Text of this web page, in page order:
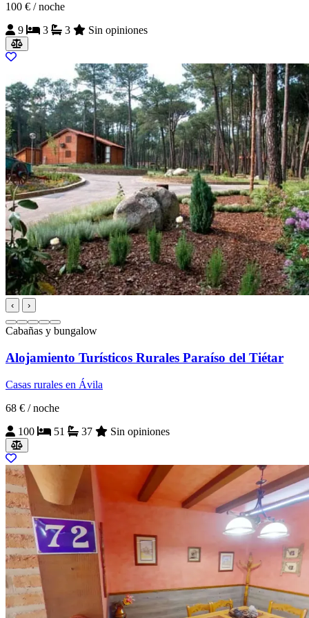
100 € / noche
9
3 3 Sin opiniones
‹ ›
Cabañas y bungalow
Alojamiento Turísticos Rurales Paraíso del Tiétar
Casas rurales en Ávila
68 € / noche
100
51 37 Sin opiniones